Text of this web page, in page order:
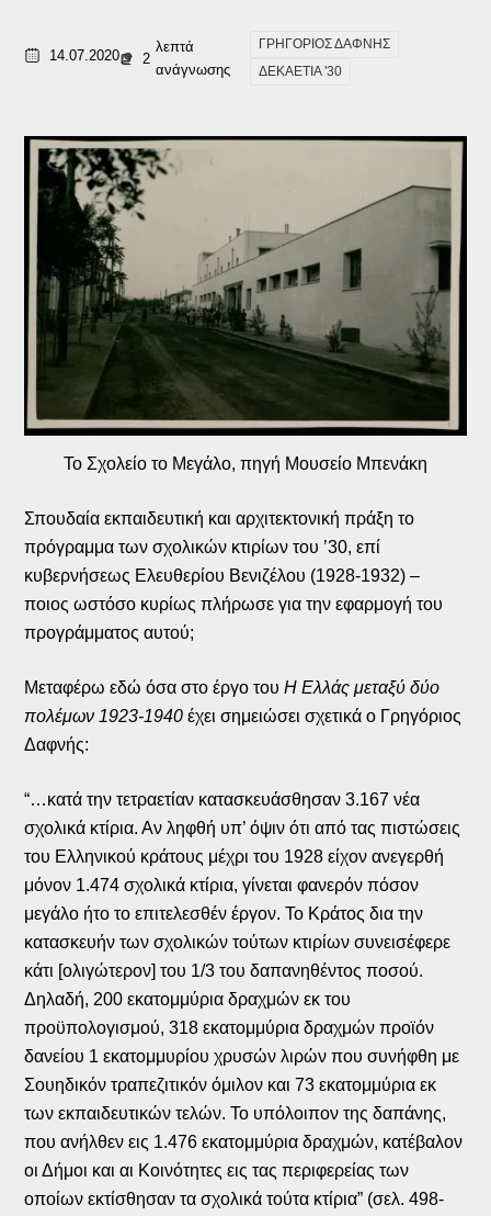
14.07.2020 2
λεπτά
ανάγνωσης
ΓΡΗΓΟΡΙΟΣ ΔΑΦΝΗΣ
ΔΕΚΑΕΤΙΑ '30
Το Σχολείο το Μεγάλο, πηγή Μουσείο Μπενάκη
Σπουδαία εκπαιδευτική και αρχιτεκτονική πράξη το
πρόγραμμα των σχολικών κτιρίων του ’30, επί
κυβερνήσεως Ελευθερίου Βενιζέλου (1928-1932) –
ποιος ωστόσο κυρίως πλήρωσε για την εφαρμογή του
προγράμματος αυτού;
Μεταφέρω εδώ όσα στο έργο τουΗ Ελλάς μεταξύ δύο
πολέμων 1923-1940έχει σημειώσει σχετικά ο Γρηγόριος
Δαφνής:
“…κατά την τετραετίαν κατασκευάσθησαν 3.167 νέα
σχολικά κτίρια. Αν ληφθή υπ’ όψιν ότι από τας πιστώσεις
του Ελληνικού κράτους μέχρι του 1928 είχον ανεγερθή
μόνον 1.474 σχολικά κτίρια, γίνεται φανερόν πόσον
μεγάλο ήτο το επιτελεσθέν έργον. Το Κράτος δια την
κατασκευήν των σχολικών τούτων κτιρίων συνεισέφερε
κάτι [ολιγώτερον] του 1/3 του δαπανηθέντος ποσού.
Δηλαδή, 200 εκατομμύρια δραχμών εκ του
προϋπολογισμού, 318 εκατομμύρια δραχμών προϊόν
δανείου 1 εκατομμυρίου χρυσών λιρών που συνήφθη με
Σουηδικόν τραπεζιτικόν όμιλον και 73 εκατομμύρια εκ
των εκπαιδευτικών τελών. Το υπόλοιπον της δαπάνης,
που ανήλθεν εις 1.476 εκατομμύρια δραχμών, κατέβαλον
οι Δήμοι και αι Κοινότητες εις τας περιφερείας των
οποίων εκτίσθησαν τα σχολικά τούτα κτίρια” (σελ. 498-